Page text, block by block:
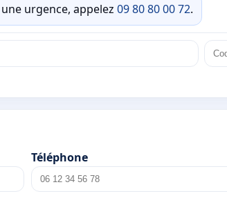
urgence, appelez 09 80 80 00 72.
Téléphone